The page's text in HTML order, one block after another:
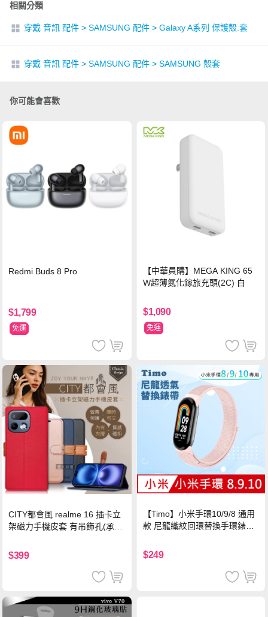
相關分類
穿戴 音訊 配件 > SAMSUNG 配件 > Galaxy A系列 保護殼.套
穿戴 音訊 配件 > SAMSUNG 配件 > SAMSUNG 殼套
你可能會喜歡
Redmi Buds 8 Pro
$1,799
免運
【中華員購】MEGA KING 65
W超薄氮化鎵旅充頭(2C) 白
$1,090
免運
CITY都會風 realme 16 插卡立
架磁力手機皮套 有吊飾孔(承諾
$399
【Timo】小米手環10/9/8 通用
款 尼龍織紋回環替換手環錶帶-
$249